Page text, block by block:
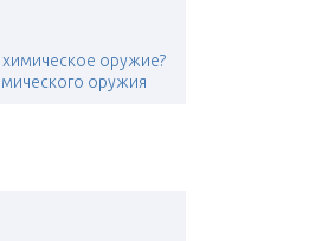
химическое оружие?
оружия